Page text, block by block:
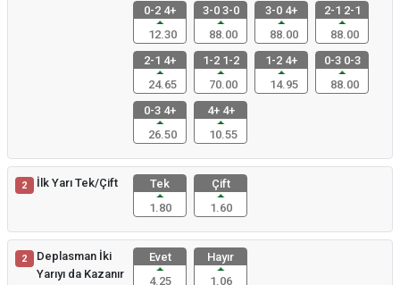
0-2 4+
12.30
3-0 3-0
88.00
3-0 4+
88.00
2-1 2-1
88.00
2-1 4+
24.65
1-2 1-2
70.00
1-2 4+
14.95
0-3 0-3
88.00
0-3 4+
26.50
4+ 4+
10.55
2 İlk Yarı Tek/Çift
Tek
1.80
Çift
1.60
2
Deplasman İki
Yarıyı da Kazanır
Evet
4.25
Hayır
1.06